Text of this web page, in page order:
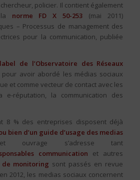
policier. Il contient également
norme FD X 50-253 (mai 2011)
– Processus de management des
pour la communication, publiée
de l’Observatoire des Réseaux
pour avoir abordé les médias sociaux
et comme vecteur de contact avec les
e-réputation, la communication des
8 % des entreprises disposent déjà
bien d’un guide d’usage des medias
s’adresse tant
communication et autres
de monitoring sont passés en revue
2012, les medias sociaux concernent